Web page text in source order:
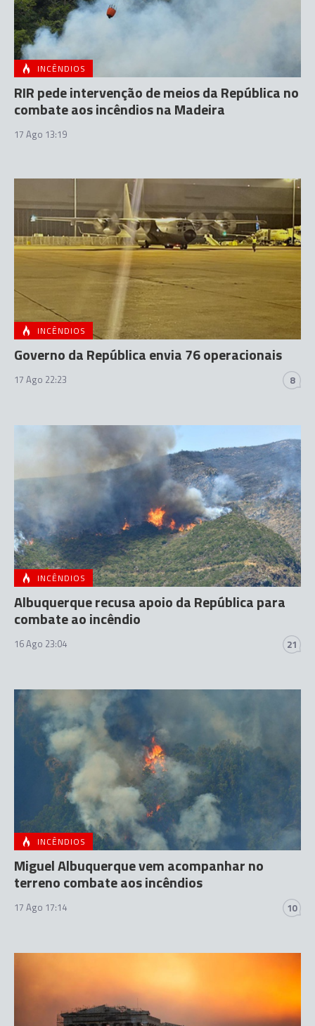
INCÊNDIOS
RIR pede intervenção de meios da República no
combate aos incêndios na Madeira
17 Ago 13:19
INCÊNDIOS
Governo da República envia 76 operacionais
17 Ago 22:23 8
INCÊNDIOS
Albuquerque recusa apoio da República para
combate ao incêndio
16 Ago 23:04 21
INCÊNDIOS
Miguel Albuquerque vem acompanhar no
terreno combate aos incêndios
17 Ago 17:14 10